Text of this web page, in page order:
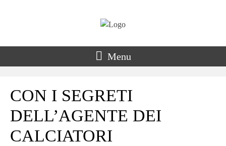
Menu
CON I SEGRETI
DELL’AGENTE DEI
CALCIATORI